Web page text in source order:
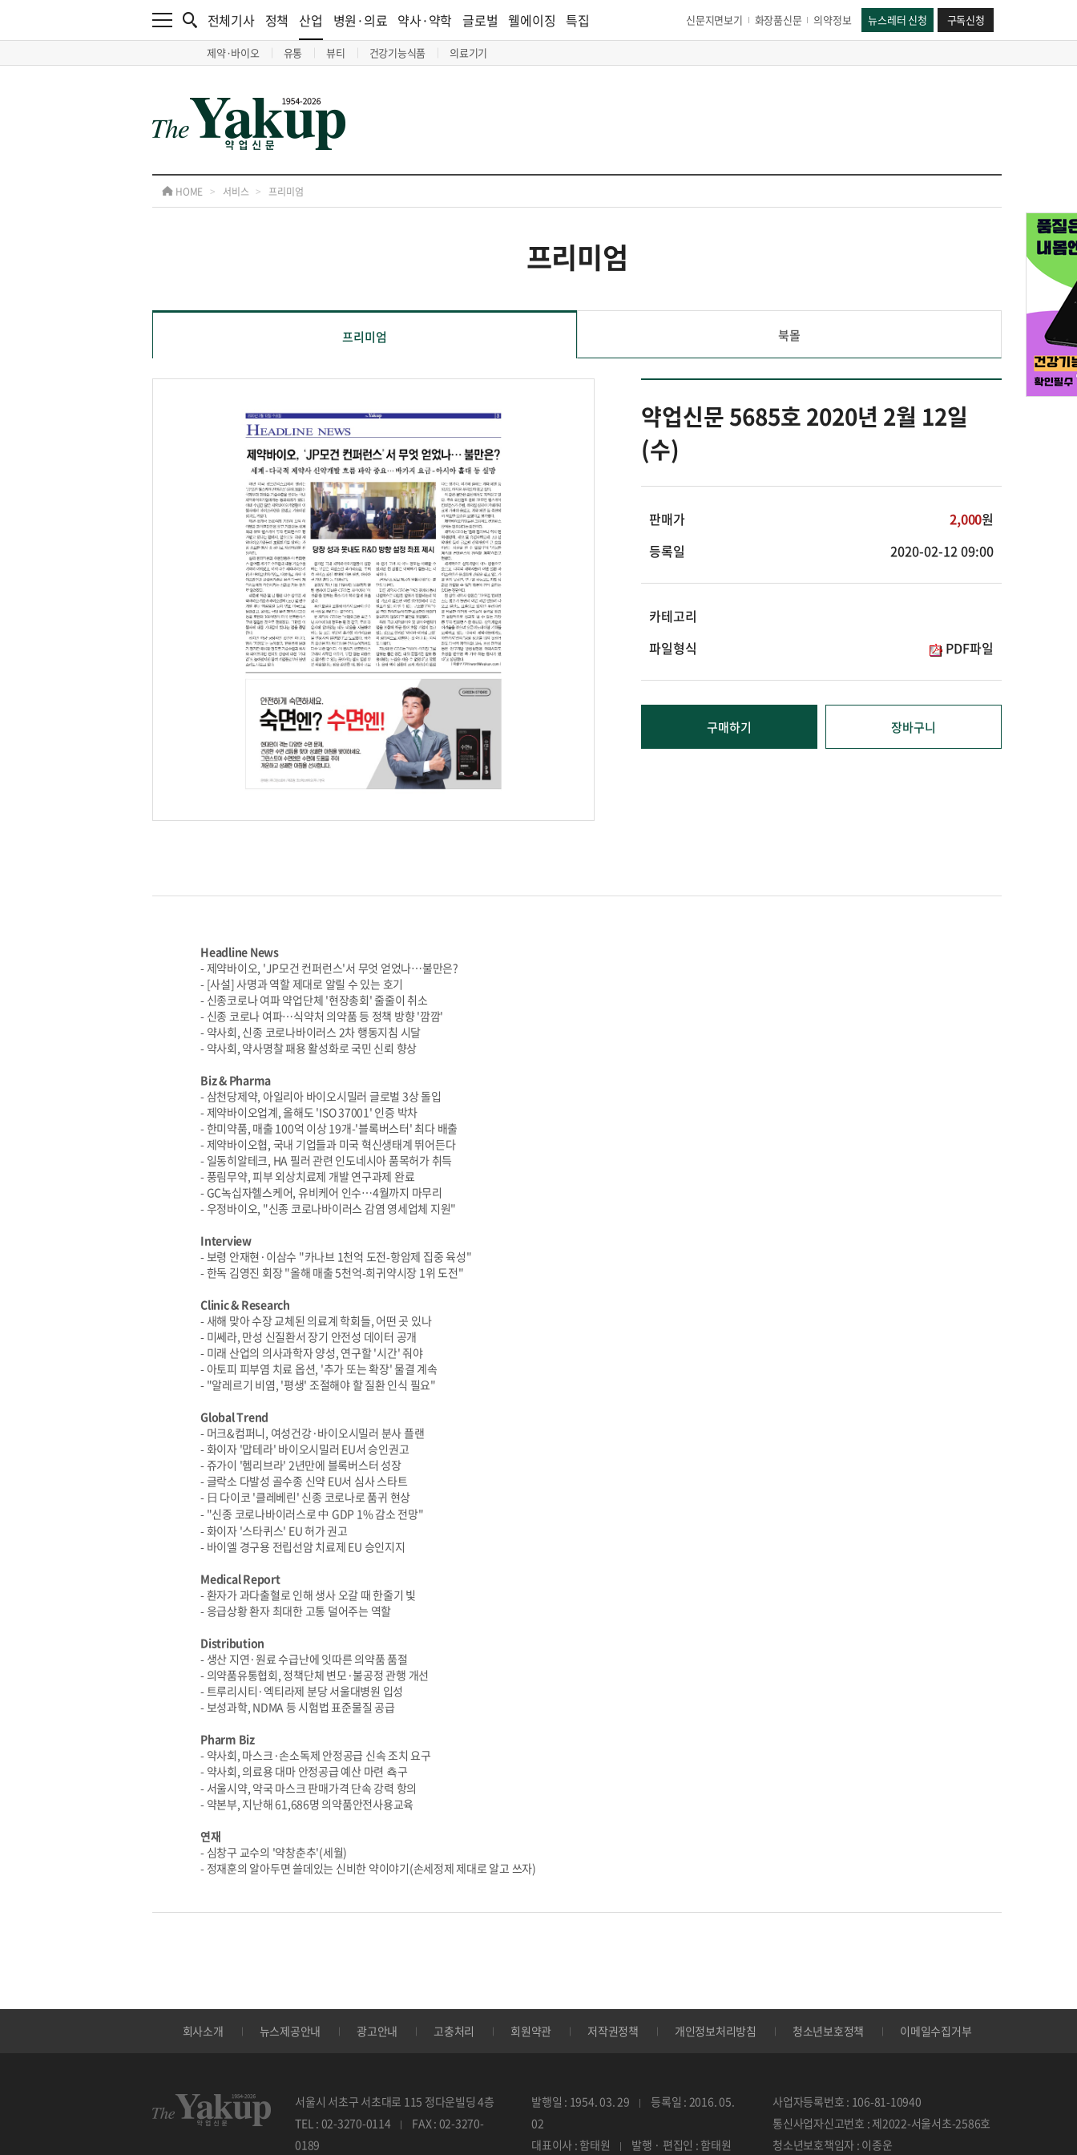
전체기사 정책 산업
제약·바이오 유통 뷰티 건강기능식품 의료기기
병원·의료 약사·약학 글로벌 웰에이징 특집 신문지면보기 화장품신문 의약정보 뉴스레터 신청 구독신청
HOME > 서비스 > 프리미엄
프리미엄
프리미엄 북몰
약업신문 5685호 2020년 2월 12일
(수)
판매가 2,000원
등록일
2020-02-12 09:00
카테고리
파일형식
PDF파일
구매하기 장바구니
Headline News
- 제약바이오, 'JP모건 컨퍼런스'서 무엇 얻었나…불만은?
- [사설] 사명과 역할 제대로 알릴 수 있는 호기
- 신종코로나 여파 약업단체 '현장총회' 줄줄이 취소
- 신종 코로나 여파…식약처 의약품 등 정책 방향 '깜깜'
- 약사회, 신종 코로나바이러스 2차 행동지침 시달
- 약사회, 약사명찰 패용 활성화로 국민 신뢰 향상
Biz & Pharma
- 삼천당제약, 아일리아 바이오시밀러 글로벌 3상 돌입
- 제약바이오업계, 올해도 'ISO 37001' 인증 박차
- 한미약품, 매출 100억 이상 19개-'블록버스터' 최다 배출
- 제약바이오협, 국내 기업들과 미국 혁신생태계 뛰어든다
- 일동히알테크, HA 필러 관련 인도네시아 품목허가 취득
- 풍림무약, 피부 외상치료제 개발 연구과제 완료
- GC녹십자헬스케어, 유비케어 인수…4월까지 마무리
- 우정바이오, "신종 코로나바이러스 감염 영세업체 지원"
Interview
- 보령 안재현·이삼수 "카나브 1천억 도전-항암제 집중 육성"
- 한독 김영진 회장 "올해 매출 5천억-희귀약시장 1위 도전"
Clinic & Research
- 새해 맞아 수장 교체된 의료계 학회들, 어떤 곳 있나
- 미쎄라, 만성 신질환서 장기 안전성 데이터 공개
- 미래 산업의 의사과학자 양성, 연구할 '시간' 줘야
- 아토피 피부염 치료 옵션, '추가 또는 확장' 물결 계속
- "알레르기 비염, '평생' 조절해야 할 질환 인식 필요"
Global Trend
- 머크&컴퍼니, 여성건강·바이오시밀러 분사 플랜
- 화이자 '맙테라' 바이오시밀러 EU서 승인권고
- 쥬가이 '헴리브라' 2년만에 블록버스터 성장
- 글락소 다발성 골수종 신약 EU서 심사 스타트
- 日 다이코 '클레베린' 신종 코로나로 품귀 현상
- "신종 코로나바이러스로 中 GDP 1% 감소 전망"
- 화이자 '스타퀴스' EU 허가 권고
- 바이엘 경구용 전립선암 치료제 EU 승인지지
Medical Report
- 환자가 과다출혈로 인해 생사 오갈 때 한줄기 빛
- 응급상황 환자 최대한 고통 덜어주는 역할
Distribution
- 생산 지연·원료 수급난에 잇따른 의약품 품절
- 의약품유통협회, 정책단체 변모·불공정 관행 개선
- 트루리시티·엑티라제 분당 서울대병원 입성
- 보성과학, NDMA 등 시험법 표준물질 공급
Pharm Biz
- 약사회, 마스크·손소독제 안정공급 신속 조치 요구
- 약사회, 의료용 대마 안정공급 예산 마련 쵹구
- 서울시약, 약국 마스크 판매가격 단속 강력 항의
- 약본부, 지난해 61,686명 의약품안전사용교육
연재
- 심창구 교수의 '약창춘추'(세월)
- 정재훈의 알아두면 쓸데있는 신비한 약이야기(손세정제 제대로 알고 쓰자)
회사소개 뉴스제공안내 광고안내 고충처리 회원약관 저작권정책 개인정보처리방침 청소년보호정책 이메일수집거부
서울시 서초구 서초대로 115 정다운빌딩 4층
TEL : 02-3270-0114
FAX : 02-3270-
0189
발행일 : 1954. 03. 29
등록일 : 2016. 05.
02
대표이사 : 함태원
발행 · 편집인 : 함태원
사업자등록번호 : 106-81-10940
통신사업자신고번호 : 제2022-서울서초-2586호
청소년보호책임자 : 이종운